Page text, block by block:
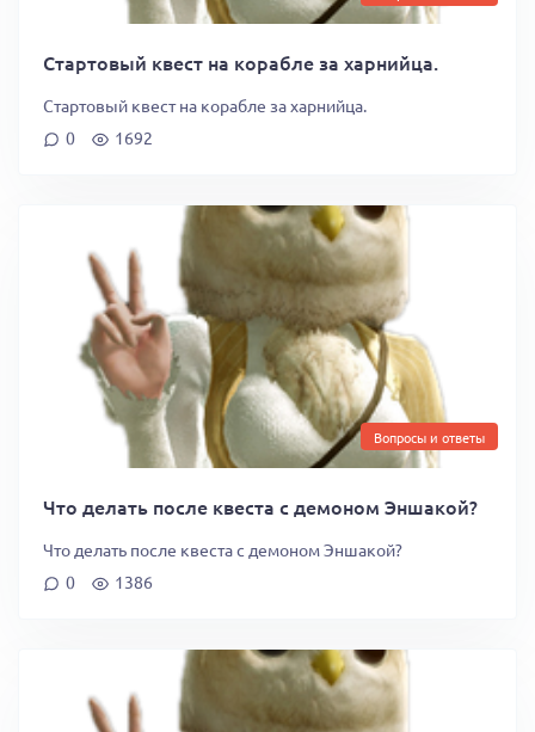
Стартовый квест на корабле за харнийца.
Стартовый квест на корабле за харнийца.
0
1692
Вопросы и ответы
Что делать после квеста с демоном Эншакой?
Что делать после квеста с демоном Эншакой?
0
1386